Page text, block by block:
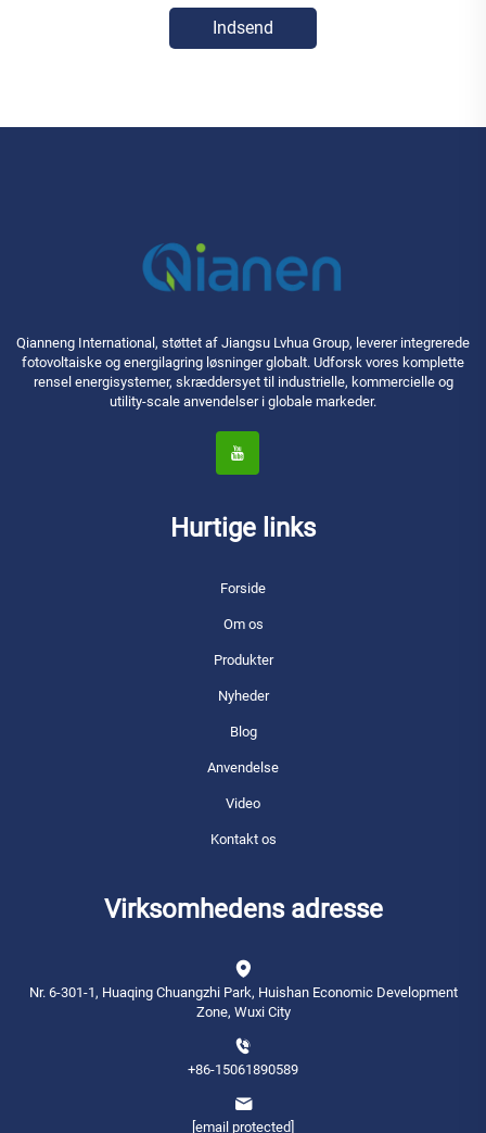
Indsend
Qianneng International, støttet af Jiangsu Lvhua Group, leverer integrerede
fotovoltaiske og energilagring løsninger globalt. Udforsk vores komplette
rensel energisystemer, skræddersyet til industrielle, kommercielle og
utility-scale anvendelser i globale markeder.
Hurtige links
Forside
Om os
Produkter
Nyheder
Blog
Anvendelse
Video
Kontakt os
Virksomhedens adresse
Nr. 6-301-1, Huaqing Chuangzhi Park, Huishan Economic Development
Zone, Wuxi City
+86-15061890589
[email protected]